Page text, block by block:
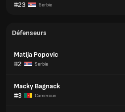
#23
Serbie
Défenseurs
Matija Popovic
#2
Serbie
Macky Bagnack
#3
Cameroun